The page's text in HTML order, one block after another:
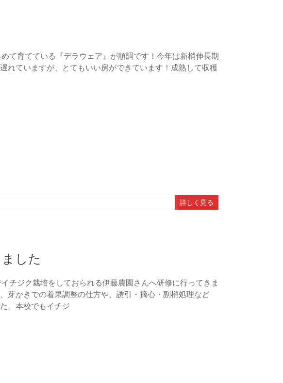
て育てている『デラウェア』が順調です！今年は新梢伸長期
れていますが、とてもいい房ができています！成熟して収穫
です。
詳しく見る
した
チジク栽培をしておられる伊藤農園さんへ研修に行ってきま
芽かきでの着果調整の仕方や、誘引・摘心・副梢処理など
。本校でもイチジ